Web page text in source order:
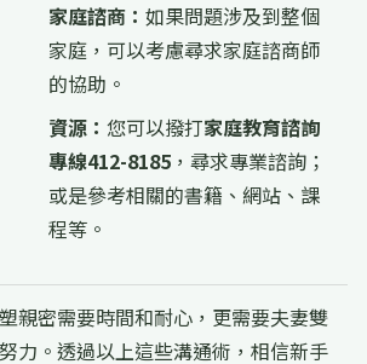
家庭諮商： 如果問題涉及到整個
家庭，可以考慮尋求家庭諮商師
的協助。
資源： 您可以撥打家庭教育諮詢
專線412-8185 ，尋求專業諮詢；
或是參考相關的書籍、網站、課
程等。
親密需要時間和耐心，更需要夫妻雙
力。透過以上這些溝通術，相信新手